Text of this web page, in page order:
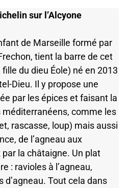
sur l’Alcyone
de Marseille formé par
tient la barre de cet
du dieu Éole) né en 2013
Dieu. Il y propose une
par les épices et faisant la
comme les
rascasse, loup) mais aussi
de l’agneau aux
la châtaigne. Un plat
: ravioles à l’agneau,
d’agneau. Tout cela dans